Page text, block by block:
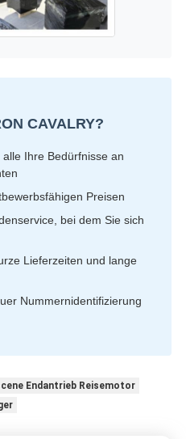
CAVALRY?
Ihre Bedürfnisse an
Preisen
bei dem Sie sich
Lieferzeiten und lange
Nummernidentifizierung
Endantrieb Reisemotor